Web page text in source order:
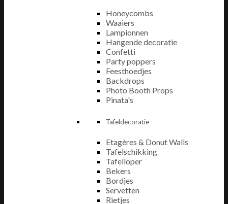
Honeycombs
Waaiers
Lampionnen
Hangende decoratie
Confetti
Party poppers
Feesthoedjes
Backdrops
Photo Booth Props
Pinata's
Tafeldecoratie
Etagères & Donut Walls
Tafelschikking
Tafelloper
Bekers
Bordjes
Servetten
Rietjes